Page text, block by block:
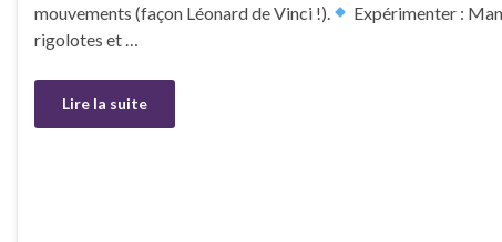
mouvements (façon Léonard de Vinci !).
Expérimenter :
rigolotes et …
Lire la suite